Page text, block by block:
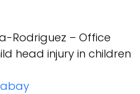
Rodriguez – Office
head injury in children